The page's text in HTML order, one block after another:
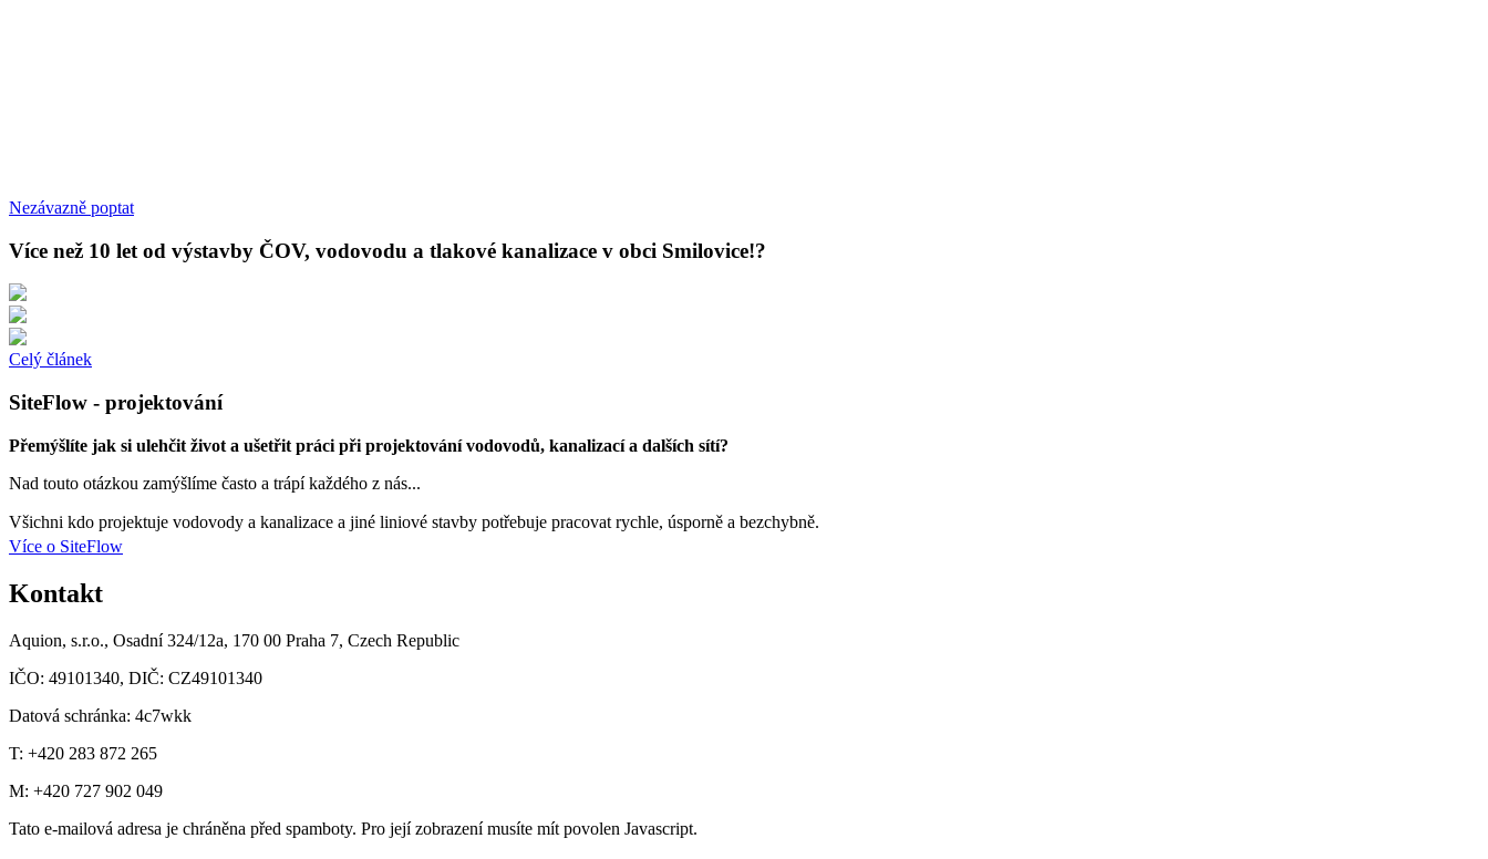
Nezávazně poptat
Více než 10 let od výstavby ČOV, vodovodu a tlakové kanalizace v obci Smilovice!?
Celý článek
SiteFlow - projektování
Přemýšlíte jak si ulehčit život a ušetřit práci při projektování vodovodů, kanalizací a dalších sítí?
Nad touto otázkou zamýšlíme často a trápí každého z nás...
Všichni kdo projektuje vodovody a kanalizace a jiné liniové stavby potřebuje pracovat rychle, úsporně a bezchybně.
Více o SiteFlow
Kontakt
Aquion, s.r.o., Osadní 324/12a, 170 00 Praha 7, Czech Republic
IČO: 49101340, DIČ: CZ49101340
Datová schránka: 4c7wkk
T: +420 283 872 265
M: +420 727 902 049
Tato e-mailová adresa je chráněna před spamboty. Pro její zobrazení musíte mít povolen Javascript.